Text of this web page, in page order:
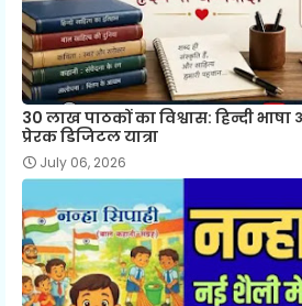
30 लाख पाठकों का विश्वास: हिन्दी
प्रेरक डिजिटल यात्रा
July 06, 2026